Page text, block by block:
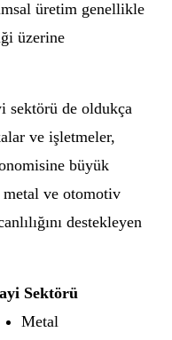
üretim genellikle
üzerine
sektörü de oldukça
ve işletmeler,
büyük
metal ve otomotiv
destekleyen
Sektörü
Metal